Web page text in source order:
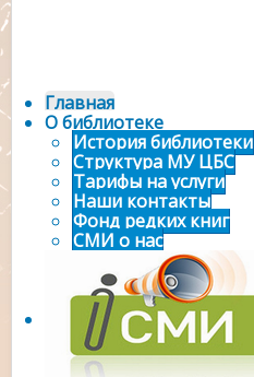
Главная
О библиотеке
История библиотеки
Структура МУ ЦБС
Тарифы на услуги
Наши контакты
Фонд редких книг
СМИ о нас